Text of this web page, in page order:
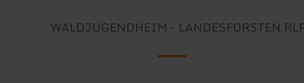
WALDJUGENDHEIM - LANDESFORSTEN